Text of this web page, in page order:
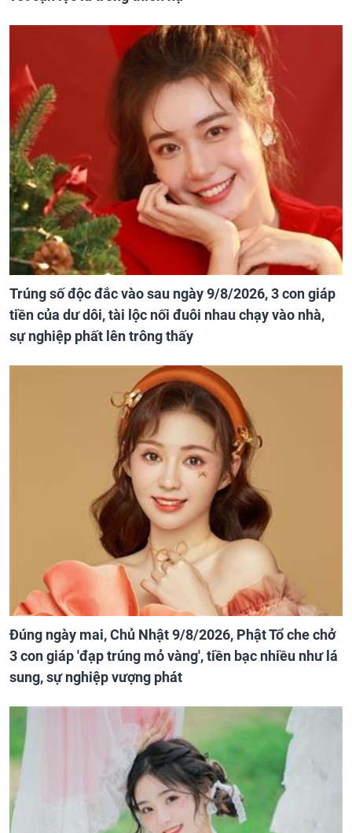
Trúng số độc đắc vào sau ngày 9/8/2026, 3 con giáp
tiền của dư dôi, tài lộc nối đuôi nhau chạy vào nhà,
sự nghiệp phất lên trông thấy
Đúng ngày mai, Chủ Nhật 9/8/2026, Phật Tổ che chở
3 con giáp 'đạp trúng mỏ vàng', tiền bạc nhiều như lá
sung, sự nghiệp vượng phát